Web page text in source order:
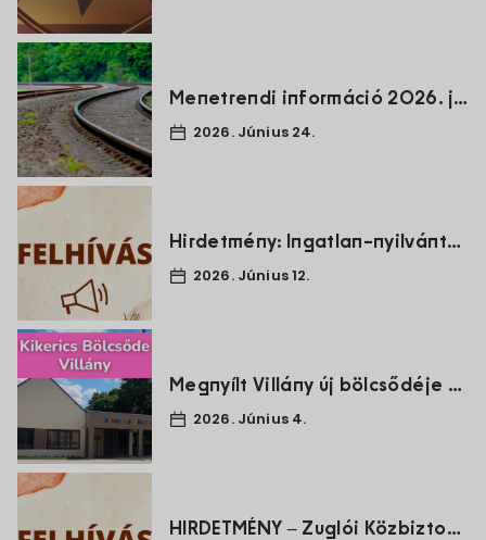
Menetrendi információ 2026. július 10/11-én és július 11/12-én
2026. Június 24.
Hirdetmény: Ingatlan-nyilvántartási adatrendezés (Villány 1382. és 0193/6 hrsz.)
2026. Június 12.
Megnyílt Villány új bölcsődéje – továbbra is várjuk a jelentkezőket!
2026. Június 4.
HIRDETMÉNY – Zuglói Közbiztonsági non-profit Kft.felperesnek – Göncző László alperes ellen várakozási díj és pótdíj megfizetése iránt indított perében